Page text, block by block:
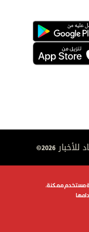
2026©
مستخدم ممكنة.